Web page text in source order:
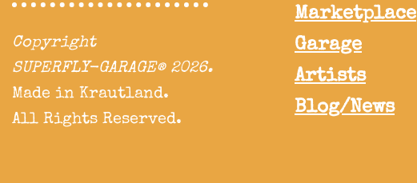
Copyright
SUPERFLY-GARAGE® 2026.
Made in Krautland.
All Rights Reserved.
Marketplace
Garage
Artists
Blog/News